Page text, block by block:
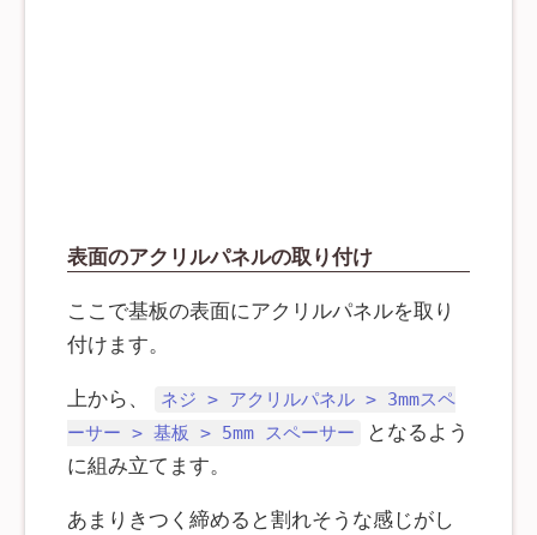
表面のアクリルパネルの取り付け
ここで基板の表面にアクリルパネルを取り
付けます。
上から、
ネジ > アクリルパネル > 3mmスペ
ーサー > 基板 > 5mm スペーサー
となるよう
に組み立てます。
あまりきつく締めると割れそうな感じがし